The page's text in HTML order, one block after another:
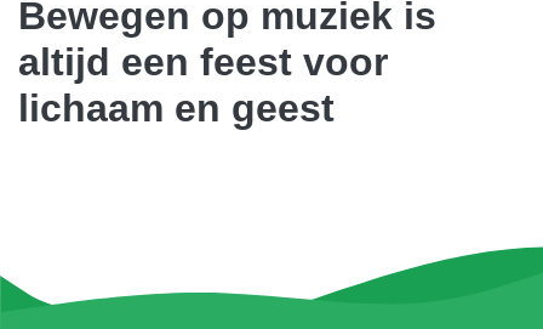
Bewegen op muziek is
altijd een feest voor
lichaam en geest